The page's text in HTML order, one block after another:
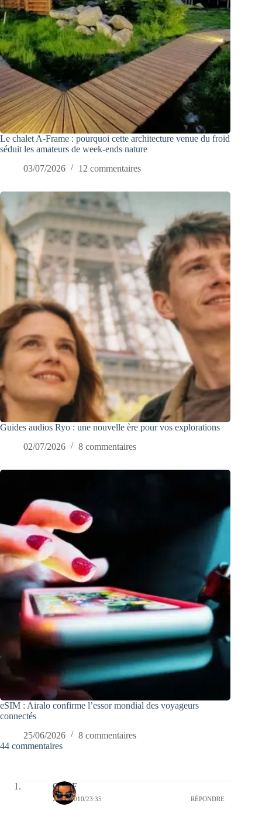
Le chalet A-Frame : pourquoi cette architecture venue du froid
séduit les amateurs de week-ends nature
03/07/2026
12 commentaires
Guides audios Ryo : une nouvelle ère pour vos explorations
02/07/2026
8 commentaires
eSIM : Airalo confirme l’essor mondial des voyageurs
connectés
25/06/2026
8 commentaires
44 commentaires
CLDF
28/12/2010/23:35 RÉPONDRE